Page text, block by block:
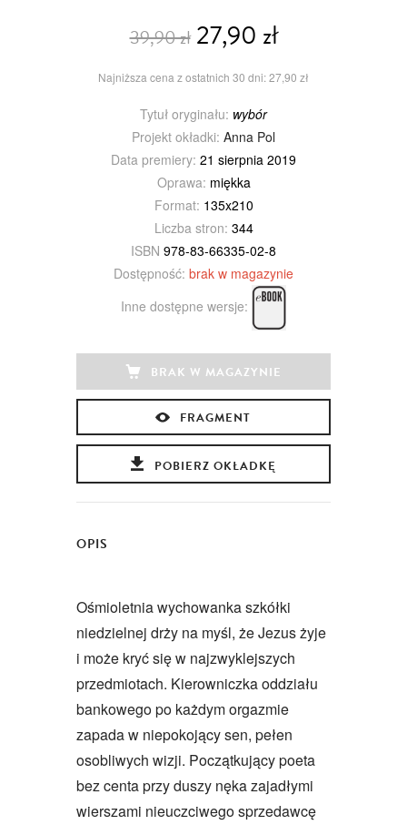
39,90 zł27,90 zł
Najniższa cena z ostatnich 30 dni: 27,90 zł
Tytuł oryginału: wybór
Projekt okładki: Anna Pol
Data premiery: 21 sierpnia 2019
Oprawa: miękka
Format: 135x210
Liczba stron: 344
ISBN 978-83-66335-02-8
Dostępność: brak w magazynie
Inne dostępne wersje:
BRAK W MAGAZYNIE
FRAGMENT
POBIERZ OKŁADKĘ
OPIS
Ośmioletnia wychowanka szkółki
niedzielnej drży na myśl, że Jezus żyje
i może kryć się w najzwyklejszych
przedmiotach. Kierowniczka oddziału
bankowego po każdym orgazmie
zapada w niepokojący sen, pełen
osobliwych wizji. Początkujący poeta
bez centa przy duszy nęka zajadłymi
wierszami nieuczciwego sprzedawcę